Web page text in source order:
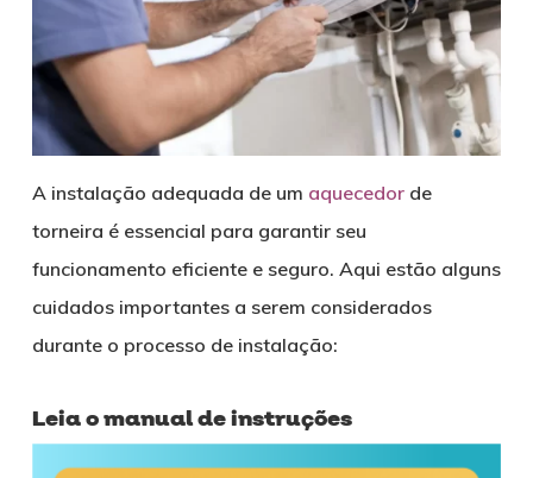
A instalação adequada de um aquecedorde
torneira é essencial para garantir seu
funcionamento eficiente e seguro. Aqui estão alguns
cuidados importantes a serem considerados
durante o processo de instalação:
Leia o manual de instruções